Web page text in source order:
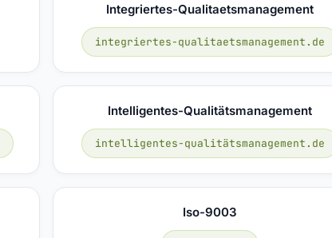
Integriertes-Qualitaetsmanagement
integriertes-qualitaetsmanagement.de
Intelligentes-Qualitätsmanagement
intelligentes-qualitätsmanagement.de
Iso-9003